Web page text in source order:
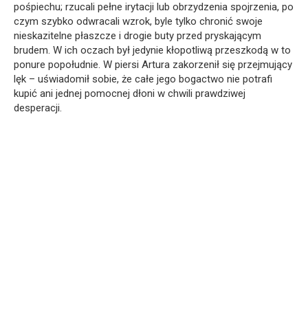
pośpiechu; rzucali pełne irytacji lub obrzydzenia spojrzenia, po
czym szybko odwracali wzrok, byle tylko chronić swoje
nieskazitelne płaszcze i drogie buty przed pryskającym
brudem. W ich oczach był jedynie kłopotliwą przeszkodą w to
ponure popołudnie. W piersi Artura zakorzenił się przejmujący
lęk – uświadomił sobie, że całe jego bogactwo nie potrafi
kupić ani jednej pomocnej dłoni w chwili prawdziwej
desperacji.